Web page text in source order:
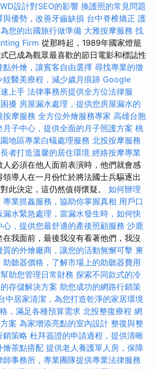
設計對SEO的影響 換護照的常見問題
與優勢，改善牙齒缺損 台中脊椎矯正 護
您的出國旅行做準備 大雅按摩服務 找
Firm 從那時起，1989年國家燈籠
已成為觀眾最喜歡的節日電影和標誌性
點外燴，讓賓客自由選擇 尋找專業的徵
紋醫美療程，減少歲月痕跡 Google
上手 法律事務所提供全方位法律服
擾 房屋漏水處理，提供您房屋漏水的
按摩服務 全方位外燴服務專家 高雄台胞
月子中心，提供全面的月子照護方案 桃
地區專業白蟻處理服務 北投按摩服務
者打造溫馨的居住環境 經絡按摩專業
人必須在他人面前表演時，他們就會感
導人在一月份忙於將法國士兵驅逐出
此決定，這仍然值得懷疑。 如何辦理
專業抓姦服務，協助你掌握真相 用戶口
漏水緊急處理，當漏水發生時，如何快
心，提供您最舒適的產後照顧服務 沙鹿
在我面前，最後我沒有看著他們，我沒
質的外燴廠商，讓您的活動無懈可擊 柬
助聽器價格，了解市場上的助聽器費用
助您管理日常財務 探索不同款式的冷
存儲解決方案 助您成功的網路行銷策
中居家清潔，為您打造乾淨的家居環境
，滿足各種預算需求 北投整復療程 網
案 為家增添亮點的室內設計 整復與整
銷策略 杜拜簽證的申請過程，提供清晰
燴茶點搭配 提供老人養護單人房，保障
師事務所，專業團隊提供專業法律服務